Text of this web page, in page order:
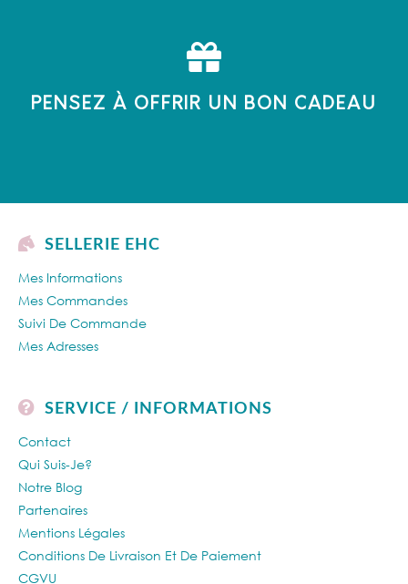
PENSEZ À OFFRIR UN BON CADEAU
SELLERIE EHC
Mes Informations
Mes Commandes
Suivi De Commande
Mes Adresses
SERVICE / INFORMATIONS
Contact
Qui Suis-Je?
Notre Blog
Partenaires
Mentions Légales
Conditions De Livraison Et De Paiement
CGVU